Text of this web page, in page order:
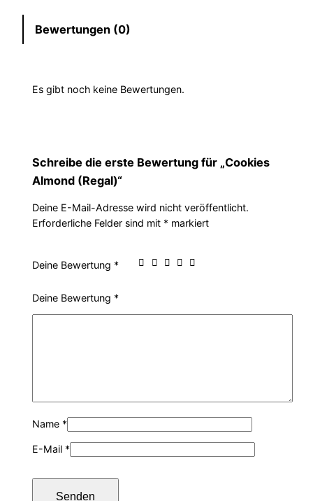
g
i
e
r
r
e
w
a
r
:
P
s
s
,
7
0
Bewertungen (0)
Es gibt noch keine Bewertungen.
Schreibe die erste Bewertung für „Cookies
Almond (Regal)“
Deine E-Mail-Adresse wird nicht veröffentlicht.
Erforderliche Felder sind mit * markiert
Deine Bewertung *
Deine Bewertung *
Name *
E-Mail *